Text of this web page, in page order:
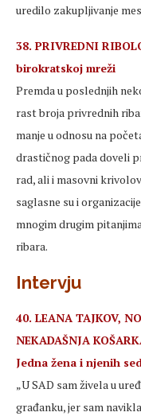
uredilo zakupljivanje
38. PRIVREDNI
birokratskoj mreži
Premda u poslednjih
rast broja privrednih
manje u odnosu na
drastičnog pada doveli
rad, ali i masovni
saglasne su i
mnogim drugim
ribara.
Intervju
40. LEANA TAJKOV,
NEKADAŠNJA
Jedna žena i njenih
„U SAD sam živela u
građanku, jer sam